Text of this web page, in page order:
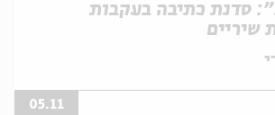
סדנת כתיבה בעקבות
שיריים
05.11